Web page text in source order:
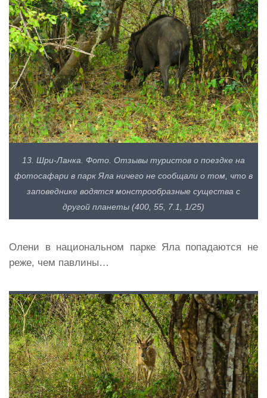
13. Шри-Ланка. Фото. Отзывы туристов о поездке на
фотосафари в парк Яла ничего не сообщали о том, что в
заповеднике водятся монстрообразные существа с
другой планеты (400, 55, 7.1, 1/25)
Олени в национальном парке Яла попадаются не
реже, чем павлины…